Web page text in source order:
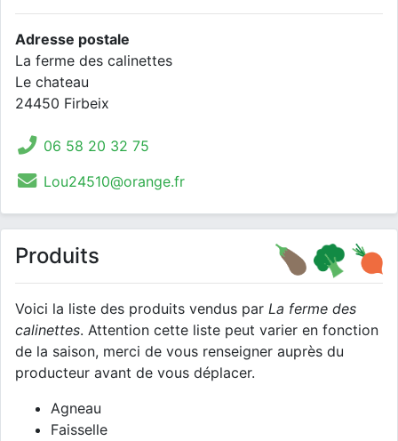
Adresse postale
La ferme des calinettes
Le chateau
24450 Firbeix
06 58 20 32 75
Lou24510@orange.fr
Produits
Voici la liste des produits vendus par La ferme des
calinettes. Attention cette liste peut varier en fonction
de la saison, merci de vous renseigner auprès du
producteur avant de vous déplacer.
Agneau
Faisselle